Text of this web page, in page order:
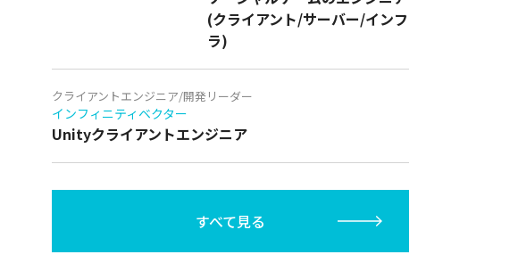
(クライアント/サーバー/インフ
ラ)
クライアントエンジニア/開発リーダー
インフィニティベクター
Unityクライアントエンジニア
すべて見る